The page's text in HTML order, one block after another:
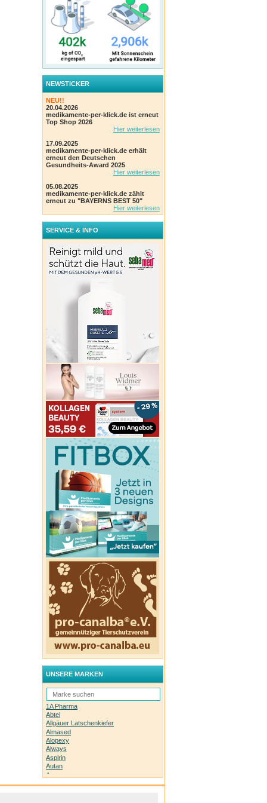
NEWSTICKER
NEU!!
20.04.2026
medikamente-per-klick.de ist erneut
Top Shop 2026
Hier weiterlesen
17.09.2025
medikamente-per-klick.de erhält
erneut den Deutschen
Gesundheits-Award 2025
Hier weiterlesen
05.08.2025
medikamente-per-klick.de zählt
erneut zu "BAYERNS BEST 50"
Hier weiterlesen
SERVICE & INFO
UNSERE MARKEN
1A Pharma
Abtei
Allgäuer Latschenkiefer
Almased
Alopexy
Always
Aspirin
Autan
Avene
Bachblüten-Orginal